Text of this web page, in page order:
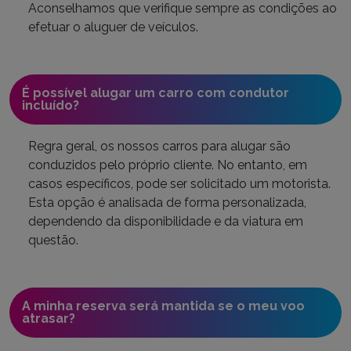
Aconselhamos que verifique sempre as condições ao
efetuar o aluguer de veículos.
É possível alugar um carro com condutor
incluído?
Regra geral, os nossos carros para alugar são
conduzidos pelo próprio cliente. No entanto, em
casos específicos, pode ser solicitado um motorista.
Esta opção é analisada de forma personalizada,
dependendo da disponibilidade e da viatura em
questão.
A minha reserva será mantida se o meu voo
atrasar?